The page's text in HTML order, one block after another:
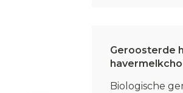
Geroosterde
Biologische